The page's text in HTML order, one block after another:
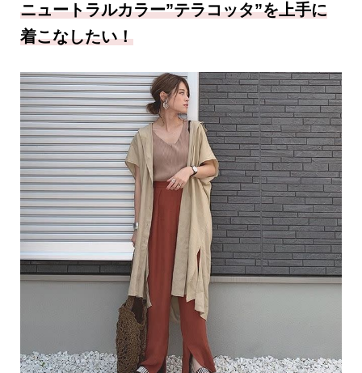
ニュートラルカラー”テラコッタ”を上手に
着こなしたい！